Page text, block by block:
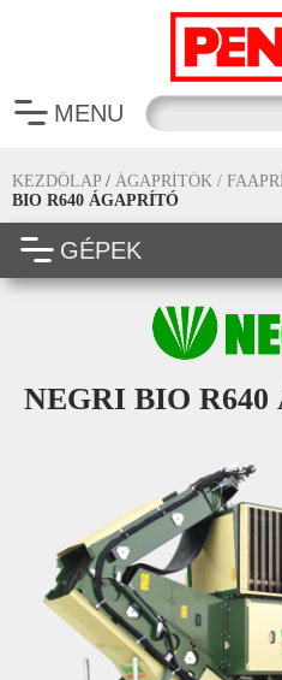
MENU
KEZDŐLAP / ÁGAPRÍTÓK /
BIO R640 ÁGAPRÍTÓ
GÉPEK
NEGRI BIO R640